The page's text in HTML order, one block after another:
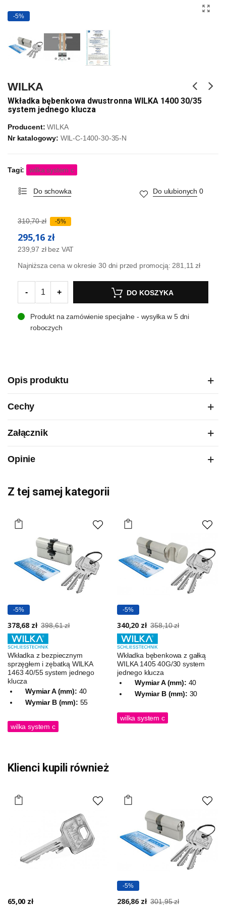
-5%
WILKA
Wkładka bębenkowa dwustronna WILKA 1400 30/35
system jednego klucza
Producent: WILKA
Nr katalogowy: WIL-C-1400-30-35-N
Tagi: wilka system c
Do schowka Do ulubionych 0
310,70 zł -5%
295,16 zł
239,97 zł bez VAT
Najniższa cena w okresie 30 dni przed promocją:281,11 zł
- + DO KOSZYKA
Produkt na zamówienie specjalne - wysyłka w 5 dni
roboczych
Opis produktu
Cechy
Załącznik
Opinie
Z tej samej kategorii
-5%
378,68 zł 398,61 zł
Wkładka z bezpiecznym
sprzęgłem i zębatką WILKA
1463 40/55 system jednego
klucza
Wymiar A (mm): 40
Wymiar B (mm): 55
wilka system c
-5%
340,20 zł 358,10 zł
Wkładka bębenkowa z gałką
WILKA 1405 40G/30 system
jednego klucza
Wymiar A (mm): 40
Wymiar B (mm): 30
wilka system c
Klienci kupili również
65,00 zł
-5%
286,86 zł 301,95 zł